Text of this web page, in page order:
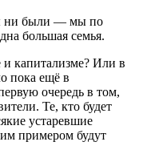
ни были — мы по
большая семья.
капитализме? Или в
пока ещё в
очередь в том,
Те, кто будет
устаревшие
примером будут